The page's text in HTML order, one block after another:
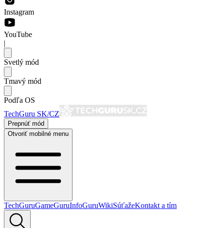
Instagram
YouTube
|
Svetlý mód
Tmavý mód
Podľa OS
TechGuru SK/CZ
Prepnúť mód
Otvoriť mobilné menu
TechGuruGameGuruInfoGuruWikiSúťažeKontakt a tím